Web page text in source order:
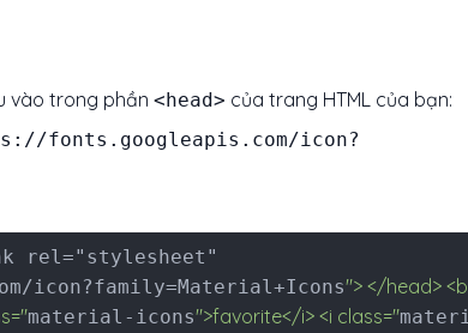
vào trong phần <head> của trang HTML của bạn:
fonts.googleapis.com/icon?
rel="stylesheet"
icon?family=Material+Icons"> </head>
material-icons">favorite</i> <i class="